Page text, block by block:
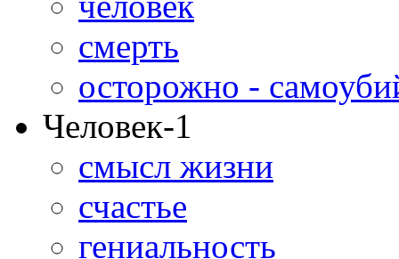
смерть
осторожно -
Человек-1
смысл жизни
счастье
гениальность